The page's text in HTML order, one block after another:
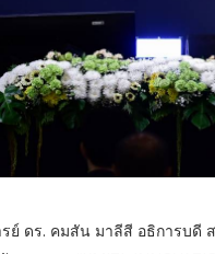
ย์ ดร. คมสัน มาลีสี อธิการบดี